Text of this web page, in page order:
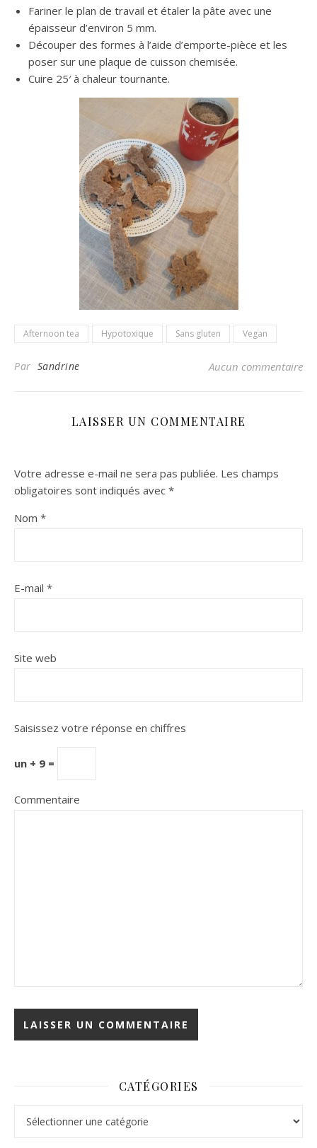
Fariner le plan de travail et étaler la pâte avec une
épaisseur d’environ 5 mm.
Découper des formes à l’aide d’emporte-pièce et les
poser sur une plaque de cuisson chemisée.
Cuire 25′ à chaleur tournante.
Afternoon tea Hypotoxique Sans gluten Vegan
Par Sandrine Aucun commentaire
LAISSER UN COMMENTAIRE
Votre adresse e-mail ne sera pas publiée. Les champs
obligatoires sont indiqués avec *
Nom *
E-mail *
Site web
Saisissez votre réponse en chiffres
un + 9 =
Commentaire
CATÉGORIES